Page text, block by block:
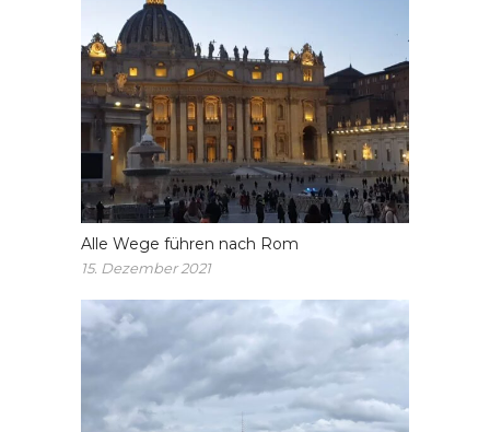
Alle Wege führen nach Rom
15. Dezember 2021